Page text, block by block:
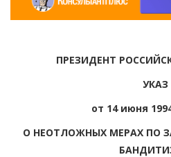
ПРЕЗИДЕНТ
УКАЗ
от 14 июня
О НЕОТЛОЖНЫХ МЕРАХ ПО